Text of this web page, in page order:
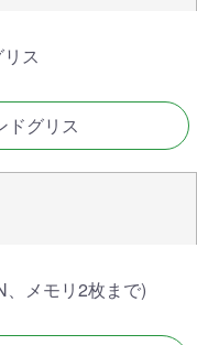
ス
ドグリス
メモリ2枚まで)